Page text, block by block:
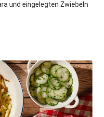
und eingelegten Zwiebeln